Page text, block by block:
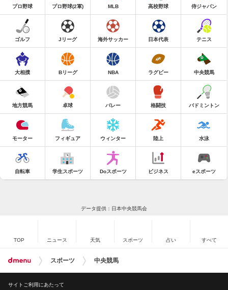
プロ野球 プロ野球(2軍) MLB 高校野球 侍ジャパン
ゴルフ Jリーグ 海外サッカー 日本代表 テニス
大相撲 Bリーグ NBA ラグビー 中央競馬
地方競馬 卓球 バレー 格闘技 バドミントン
モーター フィギュア ウィンター 陸上 水泳
自転車 学生スポーツ Doスポーツ ビジネス eスポーツ
データ提供：日本中央競馬会
TOP ニュース 天気 スポーツ 占い すべて
スポーツ 中央競馬
サイトご利用にあたって